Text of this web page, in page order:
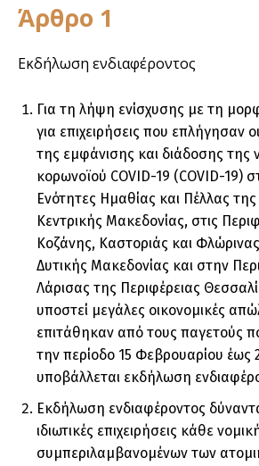
Άρθρο 1
Εκδήλωση ενδιαφέροντος
Για τη λήψη ενίσχυσης με τη
για επιχειρήσεις που επλήγησαν
της εμφάνισης και διάδοσης της
κορωνοϊού COVID-19 (COVID-19)
Ενότητες Ημαθίας και Πέλλας της
Κεντρικής Μακεδονίας, στις
Κοζάνης, Καστοριάς και
Δυτικής Μακεδονίας και στην
Λάρισας της Περιφέρειας
υποστεί μεγάλες οικονομικές
επιτάθηκαν από τους παγετούς
την περίοδο 15 Φεβρουαρίου έως
υποβάλλεται εκδήλωση
Εκδήλωση ενδιαφέροντος
ιδιωτικές επιχειρήσεις κάθε
συμπεριλαμβανομένων των